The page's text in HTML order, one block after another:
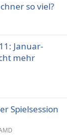
so viel?
Januar-
mehr
Spielsession